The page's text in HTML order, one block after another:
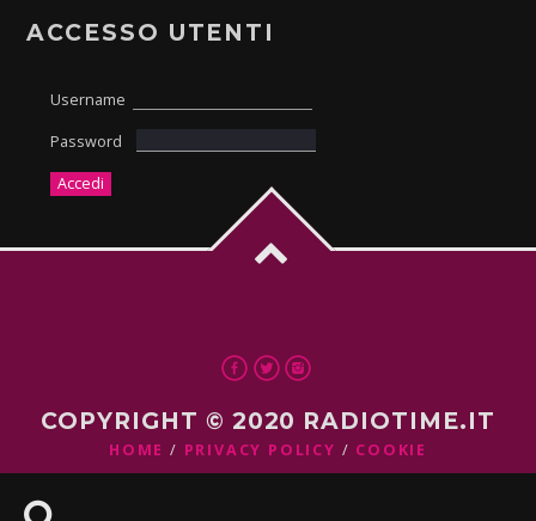
ACCESSO UTENTI
Username
Password
COPYRIGHT © 2020 RADIOTIME.IT
HOME PRIVACY POLICY COOKIE